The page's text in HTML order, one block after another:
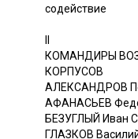
содействие
КОМАНДИРЫ
КОРПУСОВ
АЛЕКСАНДРОВ
АФАНАСЬЕВ
БЕЗУГЛЫЙ Иван
ГЛАЗКОВ